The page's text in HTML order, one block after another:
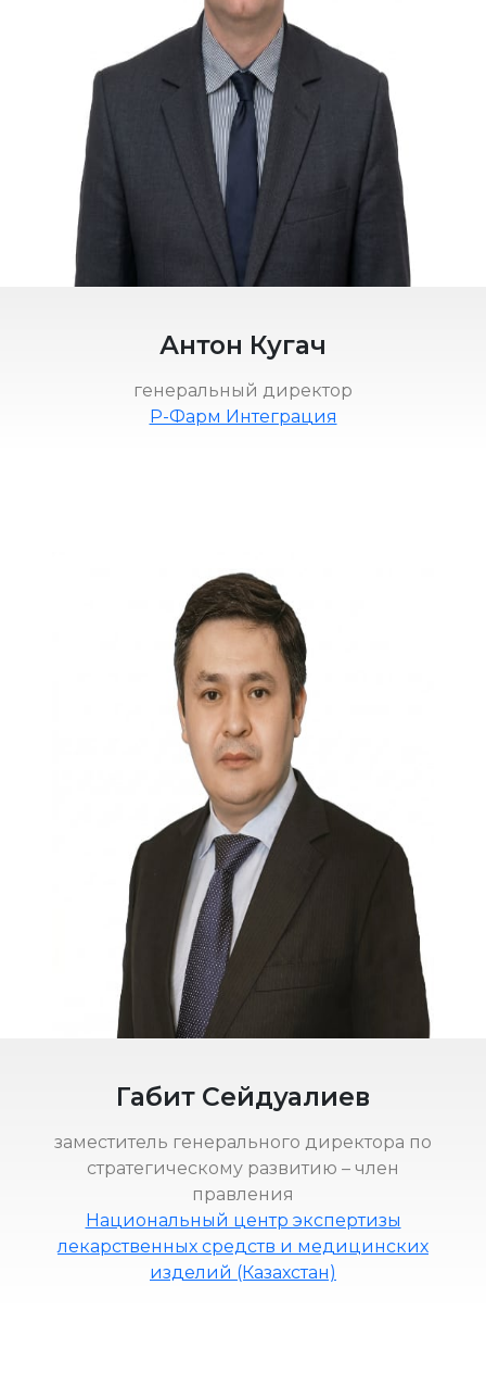
Антон Кугач
генеральный директор
Р-Фарм Интеграция
Габит Сейдуалиев
заместитель генерального директора по
стратегическому развитию – член
правления
Национальный центр экспертизы
лекарственных средств и медицинских
изделий (Казахстан)